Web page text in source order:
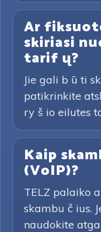
Ar
skiriasi
tarif ų?
Jie gali b ū ti
patikrinkite
ry š io eilutes
Kaip
(VoIP)?
TELZ palaiko
skambu č ius.
naudokite